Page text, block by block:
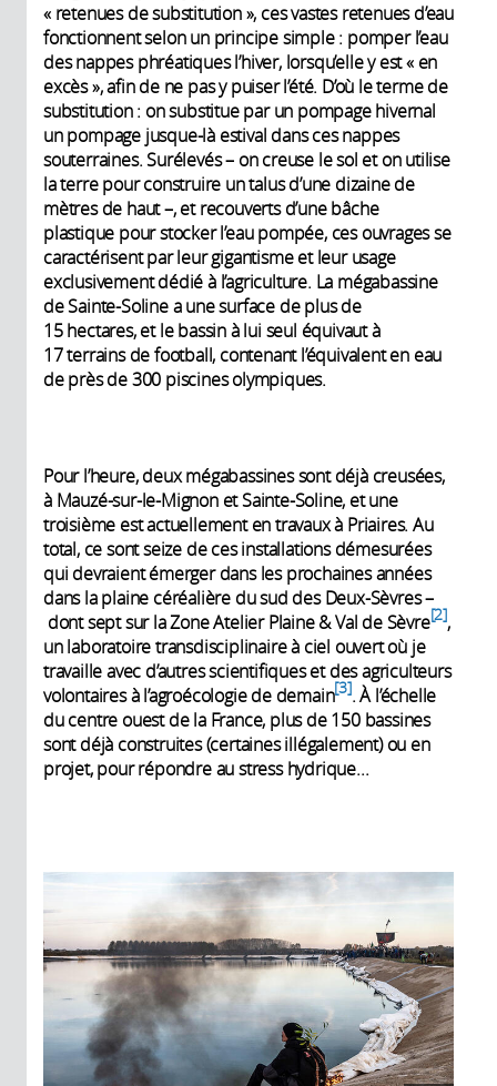
« retenues de substitution », ces vastes retenues d’eau
fonctionnent selon un principe simple : pomper l’eau
des nappes phréatiques l’hiver, lorsqu’elle y est « en
excès », afin de ne pas y puiser l’été. D’où le terme de
substitution : on substitue par un pompage hivernal
un pompage jusque-là estival dans ces nappes
souterraines. Surélevés – on creuse le sol et on utilise
la terre pour construire un talus d’une dizaine de
mètres de haut –, et recouverts d’une bâche
plastique pour stocker l’eau pompée, ces ouvrages se
caractérisent par leur gigantisme et leur usage
exclusivement dédié à l’agriculture. La mégabassine
de Sainte-Soline a une surface de plus de
15 hectares, et le bassin à lui seul équivaut à
17 terrains de football, contenant l’équivalent en eau
de près de 300 piscines olympiques.
Pour l’heure, deux mégabassines sont déjà creusées,
à Mauzé-sur-le-Mignon et Sainte-Soline, et une
troisième est actuellement en travaux à Priaires. Au
total, ce sont seize de ces installations démesurées
qui devraient émerger dans les prochaines années
dans la plaine céréalière du sud des Deux-Sèvres –
dont sept sur la Zone Atelier Plaine & Val de Sèvre 2 ,
un laboratoire transdisciplinaire à ciel ouvert où je
travaille avec d’autres scientifiques et des agriculteurs
volontaires à l’agroécologie de demain 3 . À l’échelle
du centre ouest de la France, plus de 150 bassines
sont déjà construites (certaines illégalement) ou en
projet, pour répondre au stress hydrique...